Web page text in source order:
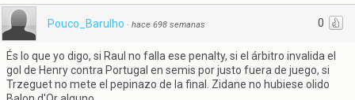
0
Pouco_Barulho · hace 698 semanas
És lo que yo digo, si Raul no falla ese penalty, si el árbitro invalida el
gol de Henry contra Portugal en semis por justo fuera de juego, si
Trzeguet no mete el pepinazo de la final. Zidane no hubiese olido